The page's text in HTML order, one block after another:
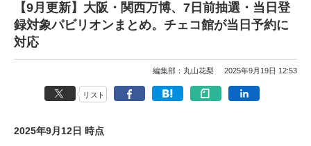
【9月更新】大阪・関西万博、7日前抽選・当日登
録対象パビリオンまとめ。チェコ館が当日予約に
対応
編集部：丸山花梨 2025年9月19日 12:53
リスト
2025年9月12日 時点